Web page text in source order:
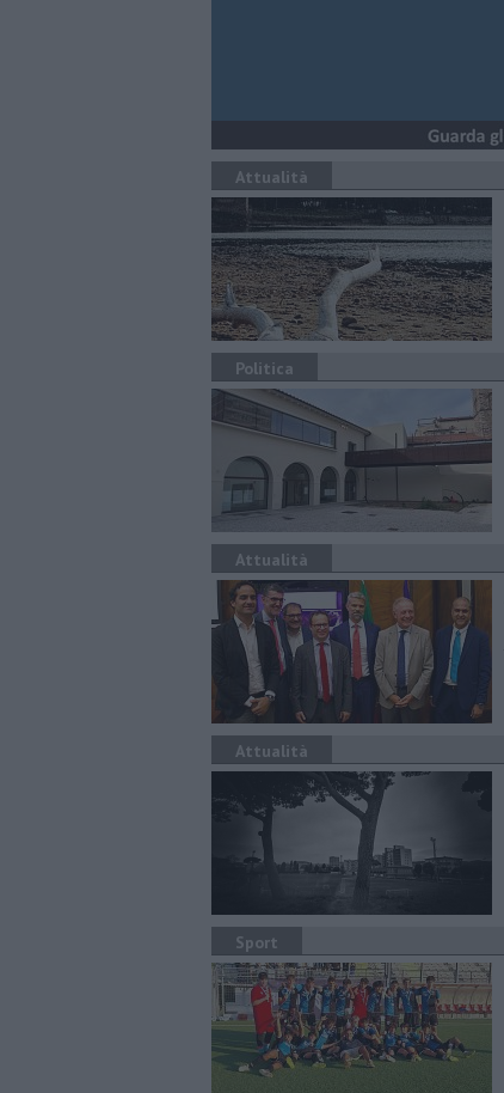
Attualità
Politica
Attualità
Attualità
Sport